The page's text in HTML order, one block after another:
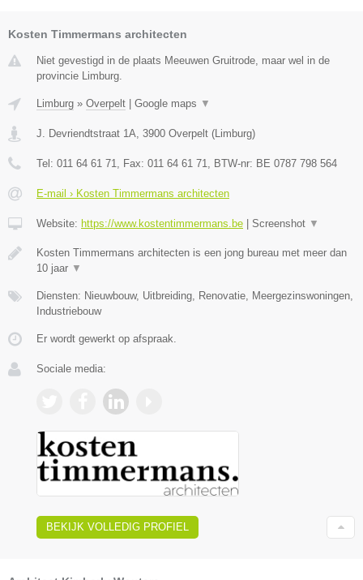
Kosten Timmermans architecten
Niet gevestigd in de plaats Meeuwen Gruitrode, maar wel in de
provincie Limburg.
Limburg » Overpelt Google maps ▼
J. Devriendtstraat 1A 3900 Overpelt ( Limburg)
Tel: 011 64 61 71 , Fax: 011 64 61 71 , BTW-nr: BE 0787 798 564
E-mail › Kosten Timmermans architecten
Website: https://www.kostentimmermans.be Screenshot ▼
Kosten Timmermans architecten is een jong bureau met meer dan
10 jaar ▼
Diensten: Nieuwbouw, Uitbreiding, Renovatie, Meergezinswoningen,
Industriebouw
Er wordt gewerkt op afspraak.
Sociale media:
BEKIJK VOLLEDIG PROFIEL